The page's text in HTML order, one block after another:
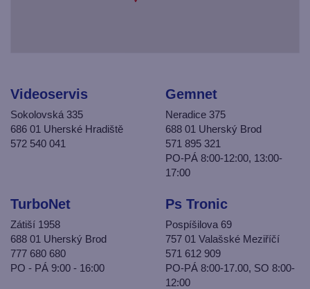
Videoservis
Sokolovská 335
686 01 Uherské Hradiště
572 540 041
Gemnet
Neradice 375
688 01 Uherský Brod
571 895 321
PO-PÁ 8:00-12:00, 13:00-
17:00
TurboNet
Zátiší 1958
688 01 Uherský Brod
777 680 680
PO - PÁ 9:00 - 16:00
Ps Tronic
Pospíšilova 69
757 01 Valašské Meziříčí
571 612 909
PO-PÁ 8:00-17.00, SO 8:00-
12:00